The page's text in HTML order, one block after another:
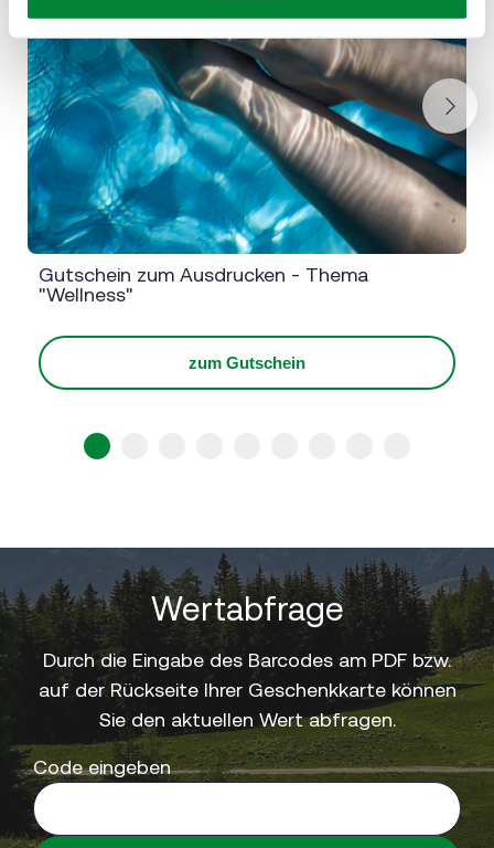
Gutschein zum Ausdrucken - Thema
"Wellness"
zum Gutschein
Next
Wertabfrage
Durch die Eingabe des Barcodes am PDF bzw.
auf der Rückseite Ihrer Geschenkkarte können
Sie den aktuellen Wert abfragen.
Code eingeben